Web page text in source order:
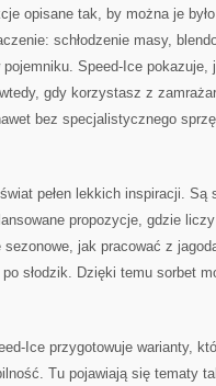
opisane tak, by można je
schłodzenie masy,
Speed-Ice pokazuje,
gdy korzystasz z
bez specjalistycznego
pełen lekkich inspiracji.
propozycje, gdzie
sezonowe, jak pracować z
słodzik. Dzięki temu sorbet
Ice przygotowuje warianty,
Tu pojawiają się tematy